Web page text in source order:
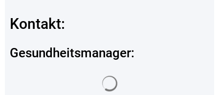
Kontakt:
Gesundheitsmanager: